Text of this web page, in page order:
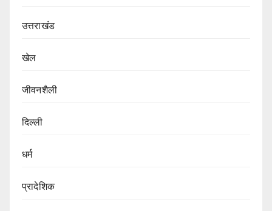
उत्तराखंड
खेल
जीवनशैली
दिल्ली
धर्म
प्रादेशिक